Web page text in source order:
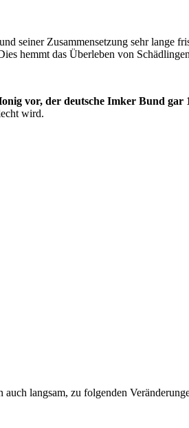
seiner Zusammensetzung sehr
hemmt das Überleben von
vor, der deutsche Imker Bund gar
wird.
langsam, zu folgenden